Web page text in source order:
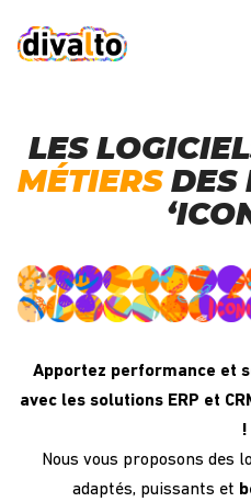
LES
MÉTIERSDES
Apportez performance et
avec les solutions ERP et
!
Nous vous proposons des
adaptés, puissants et